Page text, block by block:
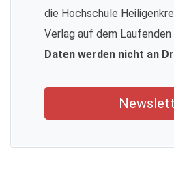
die Hochschule
Verlag auf dem Laufenden
Daten werden nicht an